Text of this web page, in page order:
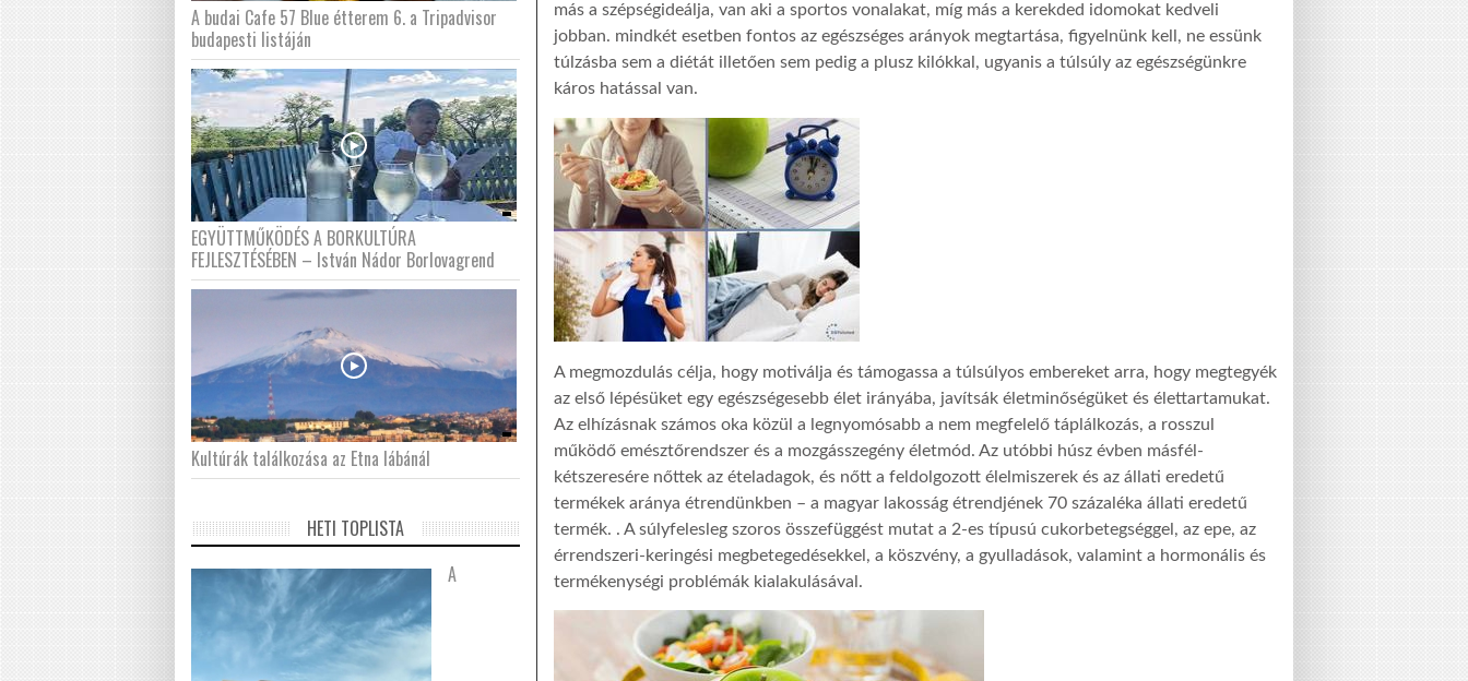
más a szépségideálja, van aki a sportos vonalakat, míg más a kerekded idomokat kedveli
jobban. mindkét esetben fontos az egészséges arányok megtartása, figyelnünk kell, ne essünk
túlzásba sem a diétát illetően sem pedig a plusz kilókkal, ugyanis a túlsúly az egészségünkre
káros hatással van.
A megmozdulás célja, hogy motiválja és támogassa a túlsúlyos embereket arra, hogy megtegyék
az első lépésüket egy egészségesebb élet irányába, javítsák életminőségüket és élettartamukat.
Az elhízásnak számos oka közül a legnyomósabb a nem megfelelő táplálkozás, a rosszul
működő emésztőrendszer és a mozgásszegény életmód. Az utóbbi húsz évben másfél-
kétszeresére nőttek az ételadagok, és nőtt a feldolgozott élelmiszerek és az állati eredetű
termékek aránya étrendünkben – a magyar lakosság étrendjének 70 százaléka állati eredetű
termék. . A súlyfelesleg szoros összefüggést mutat a 2-es típusú cukorbetegséggel, az epe, az
érrendszeri-keringési megbetegedésekkel, a köszvény, a gyulladások, valamint a hormonális és
termékenységi problémák kialakulásával.
A budai Cafe 57 Blue étterem 6. a Tripadvisor
budapesti listáján
EGYÜTTMŰKÖDÉS A BORKULTÚRA
FEJLESZTÉSÉBEN – István Nádor Borlovagrend
Kultúrák találkozása az Etna lábánál
HETI TOPLISTA
A